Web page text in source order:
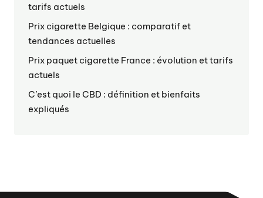
tarifs actuels
Prix cigarette Belgique : comparatif et
tendances actuelles
Prix paquet cigarette France : évolution et tarifs
actuels
C’est quoi le CBD : définition et bienfaits
expliqués